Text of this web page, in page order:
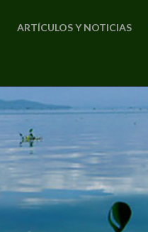
ARTÍCULOS Y NOTICIAS